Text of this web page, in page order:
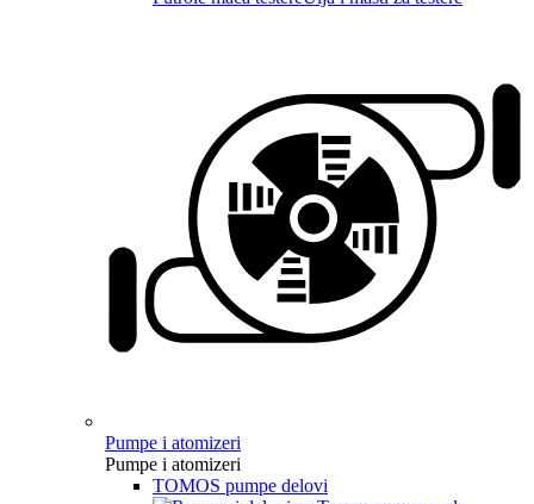
Pumpe i atomizeri
Pumpe i atomizeri
TOMOS pumpe delovi